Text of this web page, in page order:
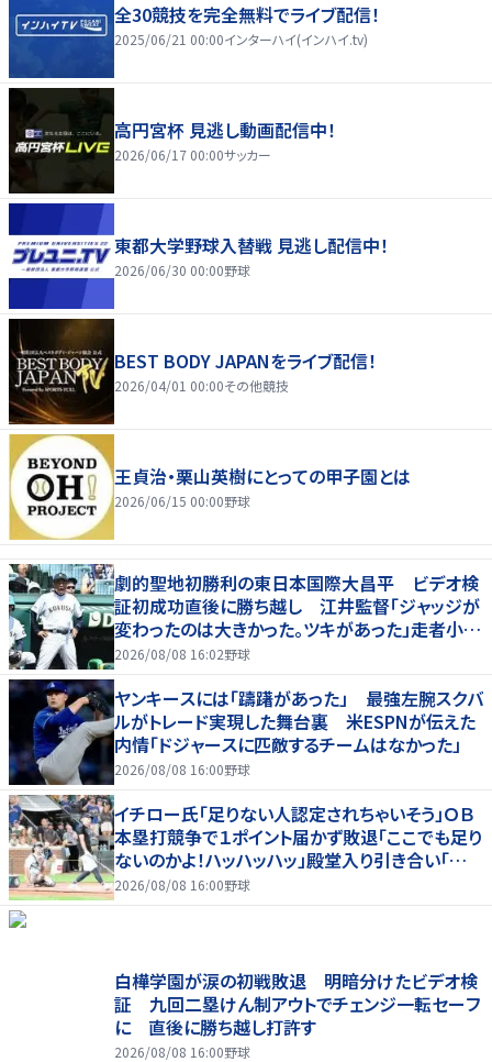
全30競技を完全無料でライブ配信！
2025/06/21 00:00インターハイ(インハイ.tv)
高円宮杯 見逃し動画配信中！
2026/06/17 00:00サッカー
東都大学野球入替戦 見逃し配信中！
2026/06/30 00:00野球
BEST BODY JAPANをライブ配信！
2026/04/01 00:00その他競技
王貞治・栗山英樹にとっての甲子園とは
2026/06/15 00:00野球
劇的聖地初勝利の東日本国際大昌平 ビデオ検
証初成功直後に勝ち越し 江井監督「ジャッジが
変わったのは大きかった。ツキがあった」走者小内
は「自信があってセーフになってくれと」
2026/08/08 16:02野球
ヤンキースには「躊躇があった」 最強左腕スクバ
ルがトレード実現した舞台裏 米ESPNが伝えた
内情「ドジャースに匹敵するチームはなかった」
2026/08/08 16:00野球
イチロー氏「足りない人認定されちゃいそう」ＯＢ
本塁打競争で１ポイント届かず敗退「ここでも足り
ないのかよ！ハッハッハッ」殿堂入り引き合い「誰か
に分析してもらわないと」
2026/08/08 16:00野球
白樺学園が涙の初戦敗退 明暗分けたビデオ検
証 九回二塁けん制アウトでチェンジ一転セーフ
に 直後に勝ち越し打許す
2026/08/08 16:00野球